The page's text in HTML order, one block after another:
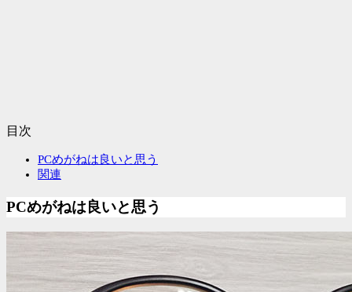
目次
PCめがねは良いと思う
関連
PCめがねは良いと思う